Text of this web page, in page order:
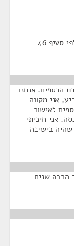
נוהל ועדת הכספים לאישור מוסדות ציבור לפי סעיף 46
הכספים. אנחנו
אני מקווה
לאישור
מס הכנסה. אני חיכיתי
בישיבה
הרבה שנים